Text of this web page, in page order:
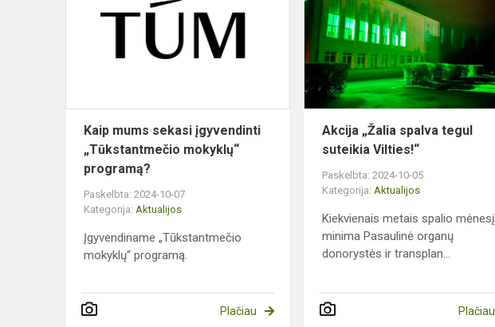
sekasi
įgyvendinti
„Tūkstantmečio
mokyklų“
progra...
Kaip mums sekasi įgyvendinti
„Tūkstantmečio mokyklų“
programą?
Paskelbta: 2024-10-07
Kategorija: Aktualijos
Įgyvendiname „Tūkstantmečio
mokyklų“ programą.
Plačiau
Akcija „Žalia spalva tegul
suteikia Vilties!“
Paskelbta: 2024-10-05
Kategorija:Aktualijos
Kiekvienais metais spalio mėnesį
minima Pasaulinė organų
donorystės ir transplan...
Plačiau